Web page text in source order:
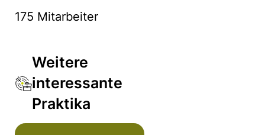
175 Mitarbeiter
Weitere
interessante
Praktika